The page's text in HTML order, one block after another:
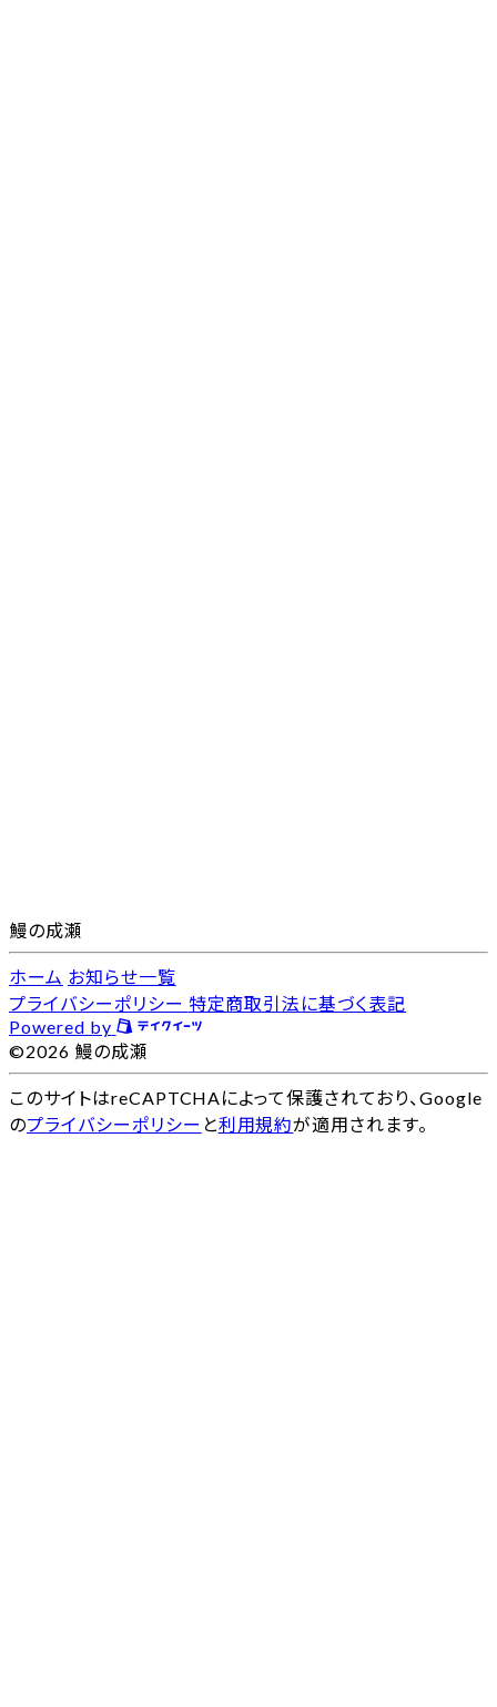
鰻の成瀬
ホーム お知らせ一覧
プライバシーポリシー 特定商取引法に基づく表記
Powered by
©2026 鰻の成瀬
このサイトはreCAPTCHAによって保護されており、Google
のプライバシーポリシー と利用規約が適用されます。